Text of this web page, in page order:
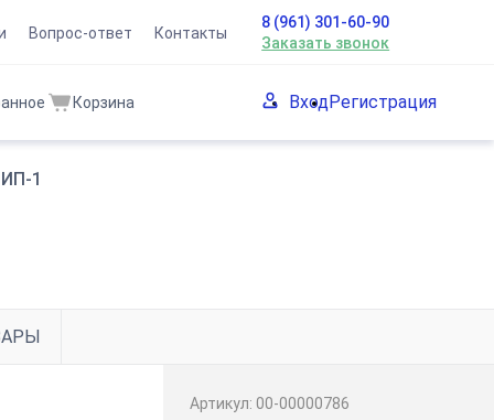
Вопрос-ответ Контакты
8 (961) 301-60-90
Заказать звонок
Корзина ВходРегистрация
1
Артикул: 00-00000786